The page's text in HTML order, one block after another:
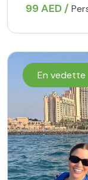
99 AED /
En vedette